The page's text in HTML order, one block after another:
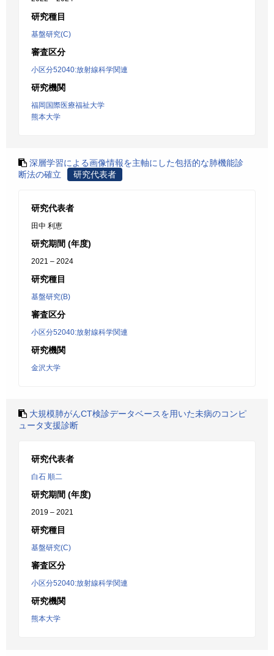
研究種目
基盤研究(C)
審査区分
小区分52040:放射線科学関連
研究機関
福岡国際医療福祉大学
熊本大学
深層学習による画像情報を主軸にした包括的な肺機能診
断法の確立
研究代表者
研究代表者
田中 利恵
研究期間 (年度)
2021 – 2024
研究種目
基盤研究(B)
審査区分
小区分52040:放射線科学関連
研究機関
金沢大学
大規模肺がんCT検診データベースを用いた未病のコンピ
ュータ支援診断
研究代表者
白石 順二
研究期間 (年度)
2019 – 2021
研究種目
基盤研究(C)
審査区分
小区分52040:放射線科学関連
研究機関
熊本大学